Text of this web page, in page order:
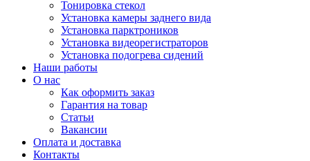
Тонировка стекол
Установка камеры заднего вида
Установка парктроников
Установка видеорегистраторов
Установка подогрева сидений
Наши работы
О нас
Как оформить заказ
Гарантия на товар
Статьи
Вакансии
Оплата и доставка
Контакты